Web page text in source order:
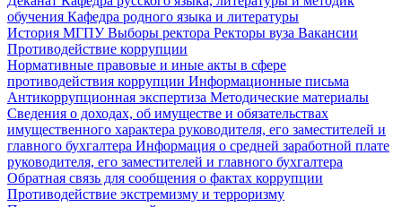
обучения Кафедра родного языка и литературы
История МГПУВыборы ректора Ректоры вуза Вакансии
Противодействие коррупции
Нормативные правовые и иные акты в сфере
противодействия коррупции Информационные письма
Антикоррупционная экспертиза Методические материалы
Сведения о доходах, об имуществе и обязательствах
имущественного характера руководителя, его заместителей и
главного бухгалтера Информация о средней заработной плате
руководителя, его заместителей и главного бухгалтера
Обратная связь для сообщения о фактах коррупции
Противодействие экстремизму и терроризму